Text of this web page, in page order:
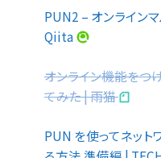
PUN2 – オンライン
Qiita
オンライン機能をつ
てみた | 雨猫
PUN を使ってネッ